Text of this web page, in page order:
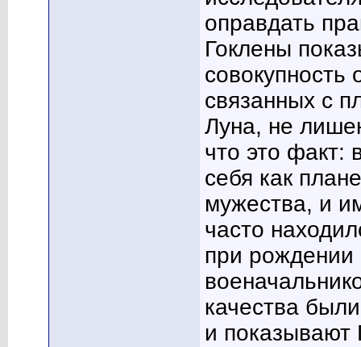
оправдать
Гоклены
совокупность
связанных с
Луна, не
что это факт:
себя как
мужества, и
часто
при рождении
качества
и показывают